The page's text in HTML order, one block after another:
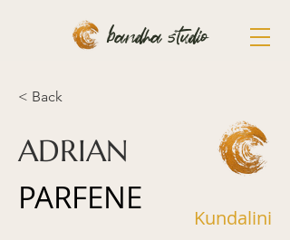
bandha studio
< Back
ADRIAN
PARFENE
Kundalini